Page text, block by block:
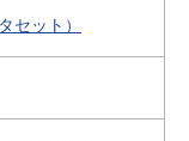
セット）